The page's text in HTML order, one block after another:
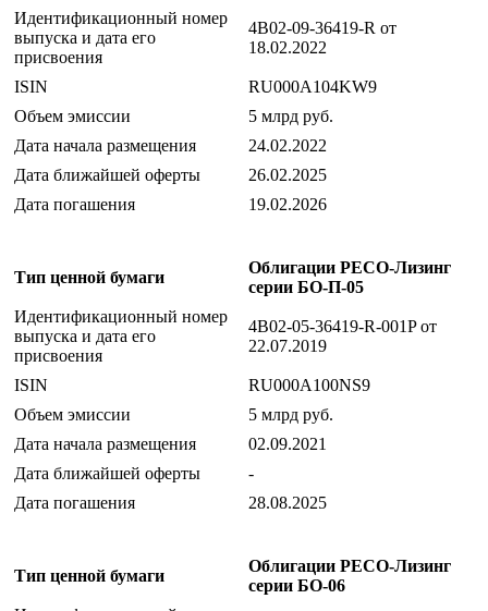
Идентификационный номер
выпуска и дата его
присвоения
4B02-09-36419-R от
18.02.2022
ISIN
RU000A104KW9
Объем эмиссии
5 млрд руб.
Дата начала размещения
24.02.2022
Дата ближайшей оферты
26.02.2025
Дата погашения
19.02.2026
Тип ценной бумаги
Облигации РЕСО-Лизинг
серии БО-П-05
Идентификационный номер
выпуска и дата его
присвоения
4B02-05-36419-R-001P от
22.07.2019
ISIN
RU000A100NS9
Объем эмиссии
5 млрд руб.
Дата начала размещения
02.09.2021
Дата ближайшей оферты
-
Дата погашения
28.08.2025
Тип ценной бумаги
Облигации РЕСО-Лизинг
серии БО-06